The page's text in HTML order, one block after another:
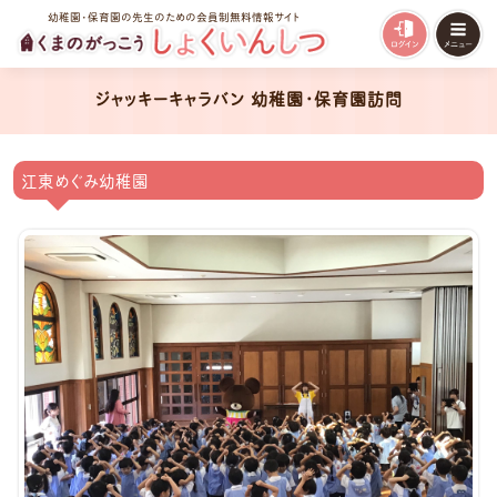
幼稚園・保育園の先生のための会員制無料情報サイト
ジャッキーキャラバン 幼稚園・保育園訪問
江東めぐみ幼稚園